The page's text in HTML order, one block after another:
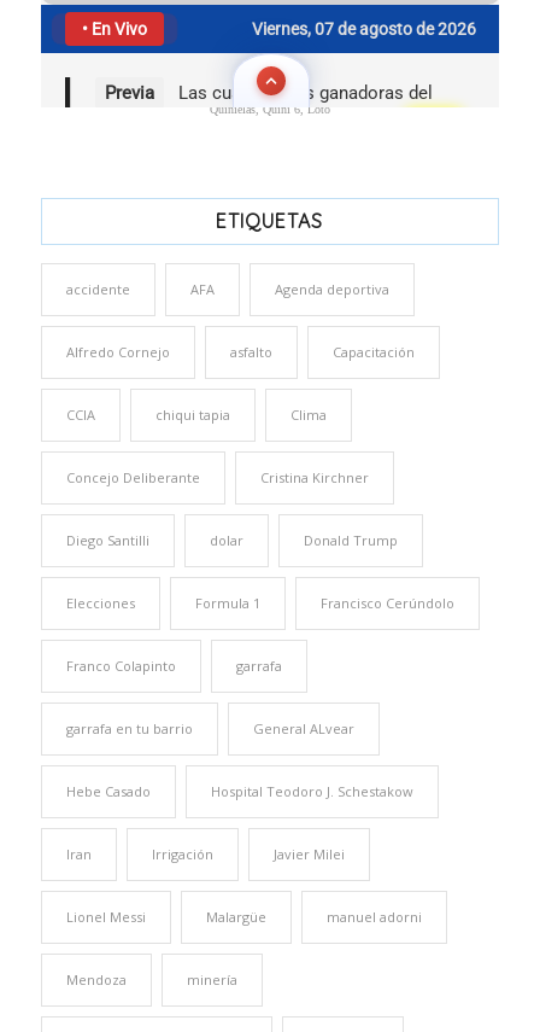
Quinielas, Quini 6, Loto
ETIQUETAS
accidente AFA Agenda deportiva
Alfredo Cornejo asfalto Capacitación
CCIA chiqui tapia Clima
Concejo Deliberante Cristina Kirchner
Diego Santilli dolar Donald Trump
Elecciones Formula 1 Francisco Cerúndolo
Franco Colapinto garrafa
garrafa en tu barrio General ALvear
Hebe Casado Hospital Teodoro J. Schestakow
Iran Irrigación Javier Milei
Lionel Messi Malargüe manuel adorni
Mendoza minería